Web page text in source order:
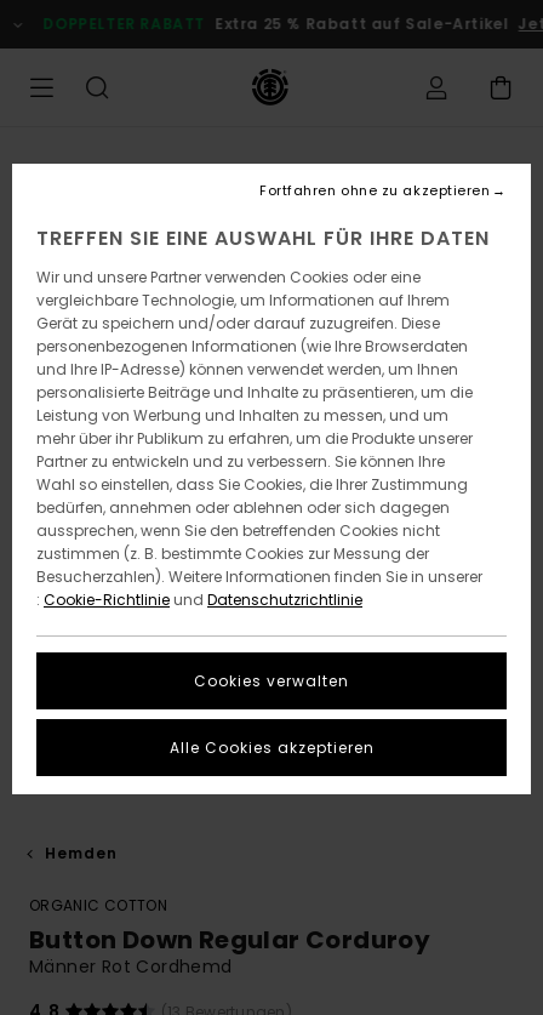
zur
Produktinformation
DOPPELTER RABATT Extra 25 % Rabatt auf Sale-Artikel
Hemden
ORGANIC COTTON
Button Down Regular Corduroy
Männer Rot Cordhemd
TREFFEN SIE EINE AUSWAHL FÜR IHRE DATEN
Wir und unsere Partner verwenden Cookies oder eine
vergleichbare Technologie, um Informationen auf Ihrem
Gerät zu speichern und/oder darauf zuzugreifen. Diese
personenbezogenen Informationen (wie Ihre Browserdaten
und Ihre IP-Adresse) können verwendet werden, um Ihnen
personalisierte Beiträge und Inhalte zu präsentieren, um die
Leistung von Werbung und Inhalten zu messen, und um
mehr über ihr Publikum zu erfahren, um die Produkte unserer
Partner zu entwickeln und zu verbessern. Sie können Ihre
Wahl so einstellen, dass Sie Cookies, die Ihrer Zustimmung
bedürfen, annehmen oder ablehnen oder sich dagegen
aussprechen, wenn Sie den betreffenden Cookies nicht
zustimmen (z. B. bestimmte Cookies zur Messung der
Besucherzahlen). Weitere Informationen finden Sie in unserer
: Cookie-Richtlinieund Datenschutzrichtlinie
Cookies verwalten
Fortfahren ohne zu akzeptieren
Alle Cookies akzeptieren